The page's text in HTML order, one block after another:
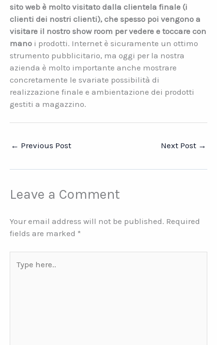
sito web è molto visitato dalla clientela finale (i
clienti dei nostri clienti), che spesso poi vengono a
visitare il nostro show room per vedere e toccare con
mano i prodotti. Internet è sicuramente un ottimo
strumento pubblicitario, ma oggi per la nostra
azienda è molto importante anche mostrare
concretamente le svariate possibilità di
realizzazione finale e ambientazione dei prodotti
gestiti a magazzino.
← Previous Post Next Post →
Leave a Comment
Your email address will not be published. Required
fields are marked *
here..